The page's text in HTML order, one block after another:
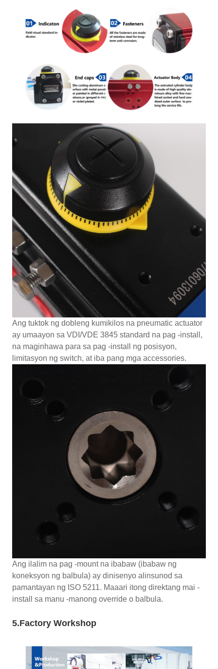
Ang tuktok ng dobleng kumikilos na pneumatic actuator
ay umaayon sa VDI/VDE 3845 standard na pag -install,
na maginhawa para sa pag -install ng posisyon,
limitasyon ng switch, at iba pang mga accessories.
Ang ilalim na pag -mount na ibabaw (ibabaw ng
koneksyon ng balbula) ay dinisenyo alinsunod sa
pamantayan ng ISO 5211. Maaari itong direktang mai -
install sa manu -manong override o balbula.
5.Factory Workshop